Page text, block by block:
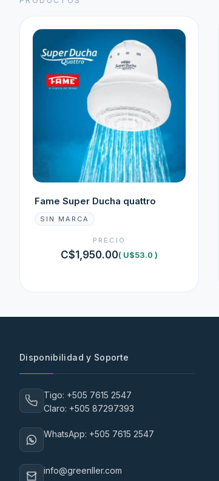
Fame Super Ducha quattro
SIN MARCA
PRECIO
C$1,950.00( U$53.0 )
Disponibilidad y Soporte
Tigo: +505 7615 2547
Claro: +505 87297393
WhatsApp: +505 7615 2547
info@greenller.com